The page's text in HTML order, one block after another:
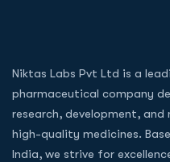
Niktas Labs Pvt Ltd is a
pharmaceutical company
research, development,
high-quality medicines.
India, we strive for